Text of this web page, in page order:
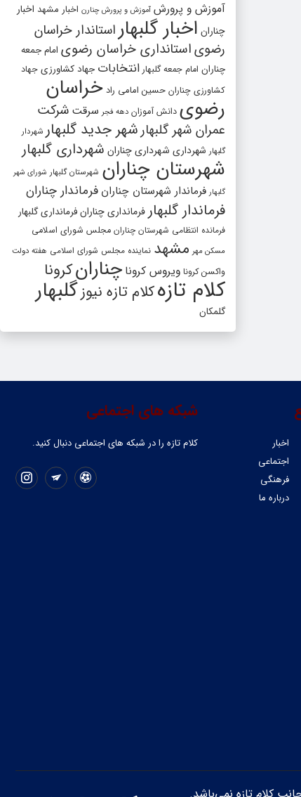
آموزش و پرورش آموزش و پرورش چنارن اخبار مشهد اخبار
چناران اخبار گلبهار استاندار خراسان
رضویاستانداری خراسان رضوی امام جمعه
چناران امام جمعه گلبهار انتخابات جهاد کشاورزی جهاد
کشاورزی چناران حسین امامی راد خراسان
رضوی دانش آموزان دهه فجر سرقت شرکت
عمران شهر گلبهارشهر جدید گلبهار شهردار
گلبهار شهرداری شهرداری چناران شهرداری گلبهار
شهرستان چناران شهرستان گلبهار شورای شهر
گلبهار فرماندار شهرستان چناران فرماندار چناران
فرماندار گلبهار فرمانداری چنارانفرمانداری گلبهار
فرمانده انتظامی شهرستان چناران مجلس شورای اسلامی
مسکن مهر مشهد نماینده مجلس شورای اسلامی هفته دولت
واکسن کرونا ویروس کرونا چنارانکرونا
کلام تازهکلام تازه نیوزگلبهار
گلمکان
شبکه های اجتماعی
کلام تازه را در شبکه ‌های اجتماعی دنبال کنید.
اخبار
اجتماعی
فرهنگی
درباره ما